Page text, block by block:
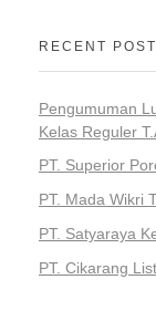
RECENT
Pengumuman
Kelas Reguler
PT. Superior
PT. Mada Wikri
PT. Satyaraya
PT. Cikarang